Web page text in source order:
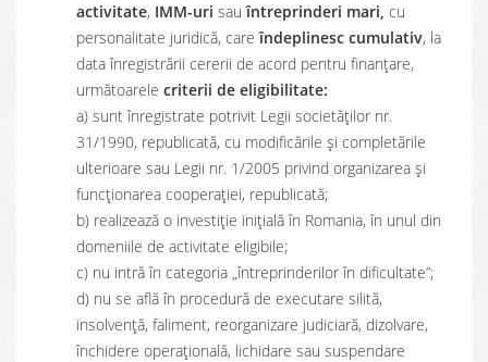
activitate, IMM-uri sauîntreprinderi mari, cu
personalitate juridică, care îndeplinesc cumulativ, la
data înregistrării cererii de acord pentru finanţare,
următoarele criterii de eligibilitate:
a) sunt înregistrate potrivit Legii societăților nr.
31/1990, republicată, cu modificările și completările
ulterioare sau Legii nr. 1/2005 privind organizarea și
funcționarea cooperației, republicată;
b) realizează o investiţie iniţială în Romania, în unul din
domeniile de activitate eligibile;
c) nu intră în categoria „întreprinderilor în dificultate”;
d) nu se află în procedură de executare silită,
insolvenţă, faliment, reorganizare judiciară, dizolvare,
închidere operațională, lichidare sau suspendare